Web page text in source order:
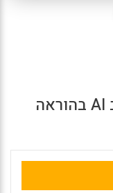
7 דרכים יצירתיות לשילוב AI בהוראה